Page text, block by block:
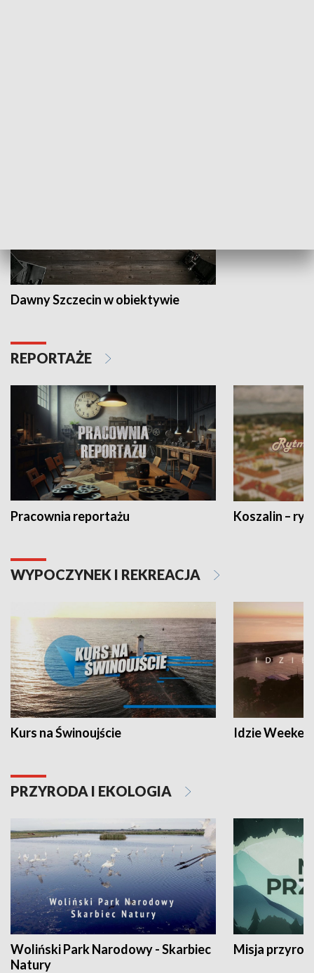
Dawny Szczecin w obiektywie
REPORTAŻE
Pracownia reportażu Koszalin –
WYPOCZYNEK I REKREACJA
Kurs na Świnoujście Idzie
PRZYRODA I EKOLOGIA
Woliński Park Narodowy - Skarbiec
Natury
Misja